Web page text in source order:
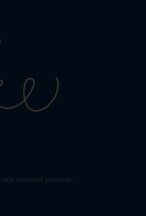
oikeudet pidetään.